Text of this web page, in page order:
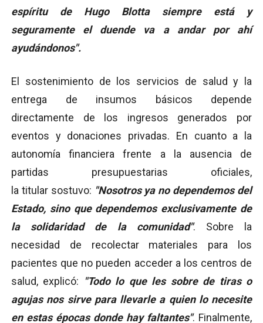
espíritu de Hugo Blotta siempre está y
seguramente el duende va a andar por ahí
ayudándonos".
El sostenimiento de los servicios de salud y la
entrega de insumos básicos depende
directamente de los ingresos generados por
eventos y donaciones privadas. En cuanto a la
autonomía financiera frente a la ausencia de
partidas presupuestarias oficiales,
la titular sostuvo: "Nosotros ya no dependemos del
Estado, sino que dependemos exclusivamente de
la solidaridad de la comunidad". Sobre la
necesidad de recolectar materiales para los
pacientes que no pueden acceder a los centros de
salud, explicó:
"Todo lo que les sobre de tiras o
agujas nos sirve para llevarle a quien lo necesite
en estas épocas donde hay faltantes". Finalmente,